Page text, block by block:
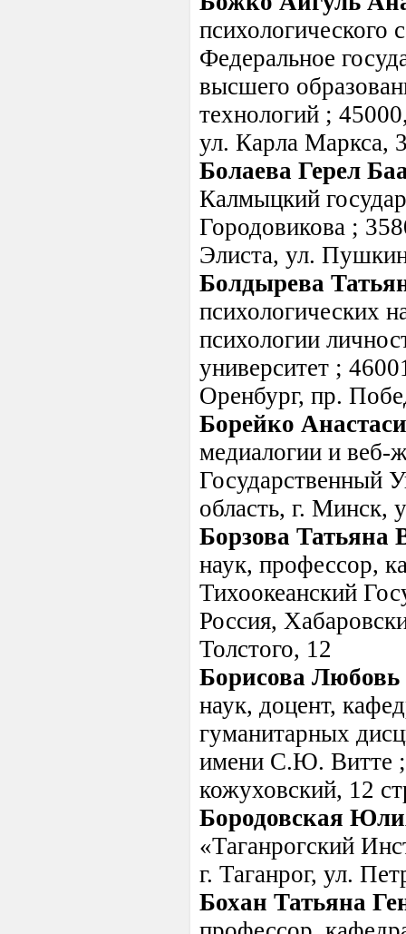
психологического
Федеральное
высшего
технологий ;
ул. Карла Маркса,
Болаева Герел
Калмыцкий
Городовикова ;
Элиста, ул.
Болдырева
психологических
психологии
университет ;
Оренбург, пр.
Борейко
медиалогии и веб-
Государственный
область, г. Минск,
Борзова Татьяна
наук, профессор,
Тихоокеанский
Россия,
Толстого, 12
Борисова
наук, доцент,
гуманитарных
имени С.Ю. Витте ;
кожуховский, 12
Бородовская
«Таганрогский
г. Таганрог, ул.
Бохан Татьяна